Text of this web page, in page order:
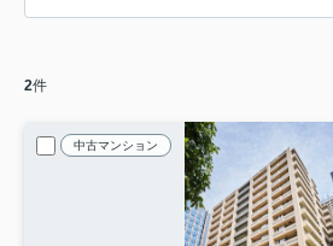
2件
中古マンション